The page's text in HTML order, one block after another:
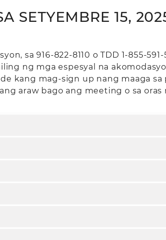
SETYEMBRE 15,
sa 916-822-8110 o TDD 1-855-
ng mga espesyal na
kang mag-sign up nang maaga
araw bago ang meeting o sa